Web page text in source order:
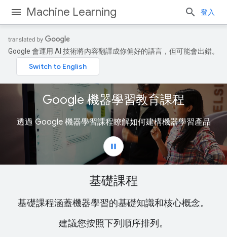
Machine Learning 登入
Google 會運用 AI 技術將內容翻譯成你偏好的語言，但可能會出錯。
基礎課程
基礎課程涵蓋機器學習的基礎知識和核心概念。
建議您按照下列順序排列。